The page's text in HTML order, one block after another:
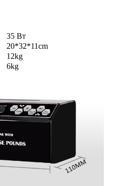
35 Вт
20*32*11cm
12kg
6kg